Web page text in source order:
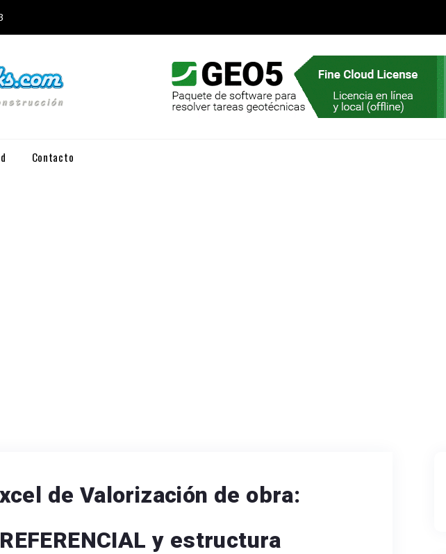
Contacto
de Valorización de obra:
y estructura